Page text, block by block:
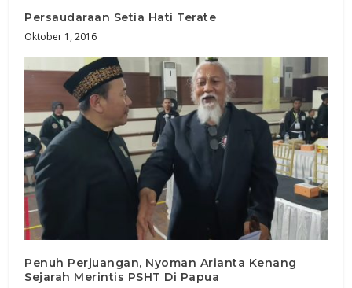
Persaudaraan Setia Hati Terate
Oktober 1, 2016
Penuh Perjuangan, Nyoman Arianta Kenang
Sejarah Merintis PSHT Di Papua